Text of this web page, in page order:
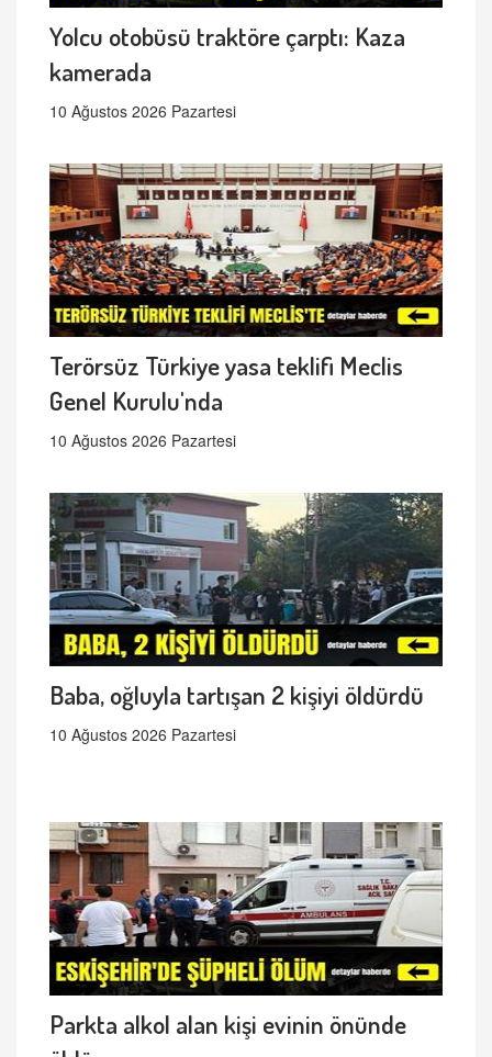
Yolcu otobüsü traktöre çarptı: Kaza
kamerada
10 Ağustos 2026 Pazartesi
Terörsüz Türkiye yasa teklifi Meclis
Genel Kurulu'nda
10 Ağustos 2026 Pazartesi
Baba, oğluyla tartışan 2 kişiyi öldürdü
10 Ağustos 2026 Pazartesi
Parkta alkol alan kişi evinin önünde